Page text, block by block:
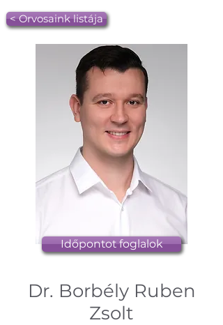
< Orvosaink listája
Időpontot foglalok
Dr. Borbély Ruben
Zsolt